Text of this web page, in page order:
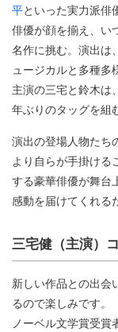
平といった実力派俳
俳優が顔を揃え、い
名作に挑む。演出は
ュージカルと多種多
主演の三宅と鈴木は
年ぶりのタッグを組
演出の登場人物たち
より自らが手掛ける
する豪華俳優が舞台
感動を届けてくれる
三宅健（主演）
新しい作品との出会
るので楽しみです。
ノーベル文学賞受